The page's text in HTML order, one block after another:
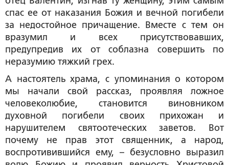
спас ее от наказания Божия и вечной погибели
за недостойное причащение. Вместе с тем он
вразумил и всех присутствовавших,
предупредив их от соблазна совершить по
неразумию тяжкий грех.
А настоятель храма, с упоминания о котором
мы начали свой рассказ, проявляя ложное
человеколюбие, становится виновником
духовной погибели своих прихожан и
нарушителем святоотеческих заветов. Вот
почему не прав этот священник, а народ,
воспротивившийся ему, – безусловно выразил